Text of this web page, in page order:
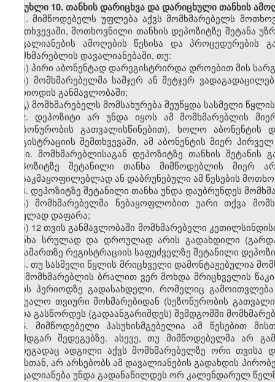
მუხლი 10. თანხის დარიცხვა და დარიცხული თანხის
1. მიმწოდებელს უფლება აქვს მომხმარებელს
შემთხვევაში, მოთხოვნილი თანხის დეპოზიტზე შეტანა
დავალიანების ამოღების წესისა და პროცედურების
მომხმარებლის დავალიანებაში, თუ:
ა) პირი აბონენტად დარეგისტრირდა დროებით მის
ბ) მომხმარებელმა სამჯერ ან მეტჯერ
პერიოდის განმავლობაში;
გ) მომხმარებელს მომსახურება შეუწყდა სასმელი
2. დეპოზიტი არ უნდა იყოს ამ მომხმარებლის
(სეზონურობის გათვალისწინებით), ხოლო
რეგისტრაციის შემთხვევაში, ამ აბონენტის მიერ
მეტი. მომხმარებლისაგან დეპოზიტზე თანხის
დეპოზიტზე შეტანილი თანხა მიმწოდებლის
დასაკმაყოფილებლად ან დაბრუნებული ამ წესების
3. დეპოზიტზე შეტანილი თანხა უნდა დაუბრუნდეს
ა) მომხმარებელმა ნებაყოფლობით უარი თქვა
სრულად დაფარა;
ბ) 12 თვის განმავლობაში მომხმარებელი
თანხა სრულად და დროულად არის გადახდილი
მისამართზე რეგისტრაციის საფუძველზე შეტანილი
4. თუ სასმელი წყლის მრიცხველი დამონტაჟებულია
და მომხმარებლის ბრალით ვერ მოხდა მრიცხველის
თვის პერიოდზე გადასახდელი, რომელიც
საშუალო თვიური მოხმარებიდან (სეზონურობის
უნდა გასწორდეს (გადაანგარიშდეს) შემდგომში
5. მიმწოდებელი პასუხისმგებელია ამ წესებით
დამდგარ შედეგებზე. ასევე, თუ მიმწოდებელმა არ
შედეგადაც ადგილი აქვს მომხმარებელზე ორი თვისა
ამასთან, არ არსებობს ამ დავალიანების გადახდის
დავალიანება უნდა გადანაწილდეს ორ კალენდარულ